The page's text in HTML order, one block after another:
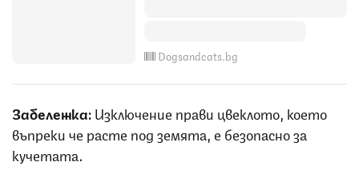
Dogsandcats.bg
Забележка:Изключение прави цвеклото, което
въпреки че расте под земята, е безопасно за
кучетата.